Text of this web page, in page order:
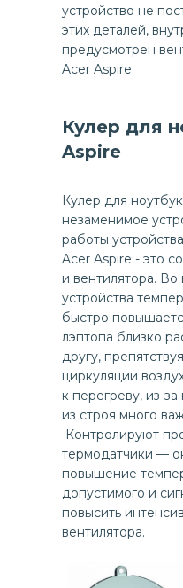
устройство не
этих деталей,
предусмотрен
Acer Aspire.
Кулер для
Aspire
Кулер для
незаменимое
работы
Acer Aspire - это
и вентилятора.
устройства
быстро
лэптопа близко
другу,
циркуляции
к перегреву, из-
из строя много
Контролируют
термодатчики —
повышение
допустимого и
повысить
вентилятора.